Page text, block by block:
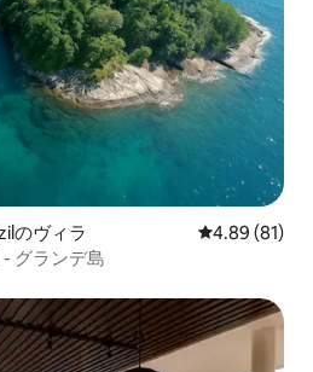
のヴィラ レビュー81
4.89 (81)
グランデ島